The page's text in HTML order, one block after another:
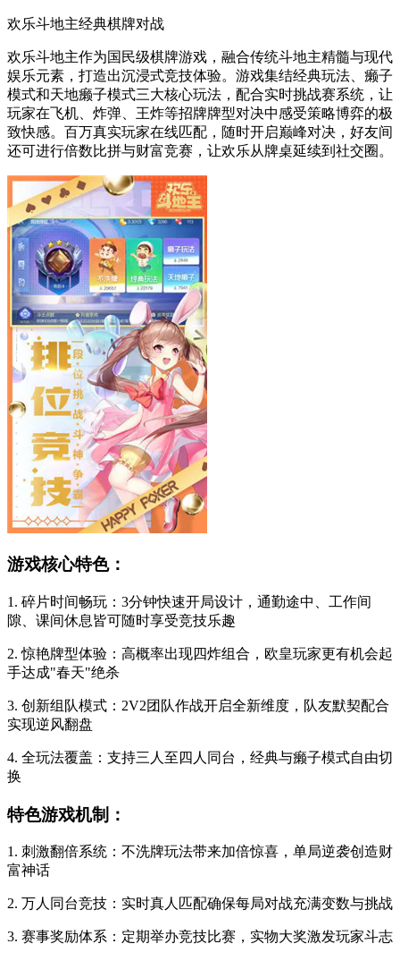
欢乐斗地主经典棋牌对战
欢乐斗地主作为国民级棋牌游戏，融合传统斗地主精髓与现代
娱乐元素，打造出沉浸式竞技体验。游戏集结经典玩法、癞子
模式和天地癞子模式三大核心玩法，配合实时挑战赛系统，让
玩家在飞机、炸弹、王炸等招牌牌型对决中感受策略博弈的极
致快感。百万真实玩家在线匹配，随时开启巅峰对决，好友间
还可进行倍数比拼与财富竞赛，让欢乐从牌桌延续到社交圈。
游戏核心特色：
1. 碎片时间畅玩：3分钟快速开局设计，通勤途中、工作间
隙、课间休息皆可随时享受竞技乐趣
2. 惊艳牌型体验：高概率出现四炸组合，欧皇玩家更有机会起
手达成"春天"绝杀
3. 创新组队模式：2V2团队作战开启全新维度，队友默契配合
实现逆风翻盘
4. 全玩法覆盖：支持三人至四人同台，经典与癞子模式自由切
换
特色游戏机制：
1. 刺激翻倍系统：不洗牌玩法带来加倍惊喜，单局逆袭创造财
富神话
2. 万人同台竞技：实时真人匹配确保每局对战充满变数与挑战
3. 赛事奖励体系：定期举办竞技比赛，实物大奖激发玩家斗志